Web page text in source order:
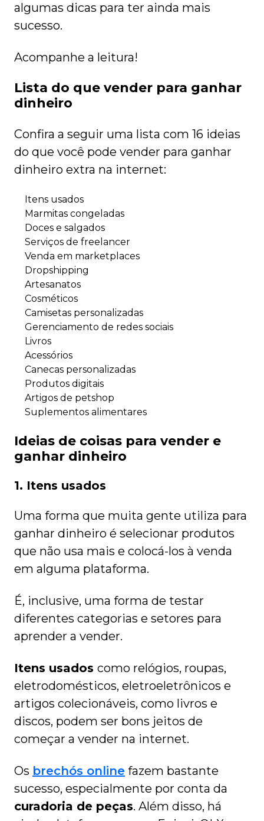
algumas dicas para ter ainda mais
sucesso.
Acompanhe a leitura!
Lista do que vender para ganhar
dinheiro
Confira a seguir uma lista com 16 ideias
do que você pode vender para ganhar
dinheiro extra na internet:
Itens usados
Marmitas congeladas
Doces e salgados
Serviços de freelancer
Venda em marketplaces
Dropshipping
Artesanatos
Cosméticos
Camisetas personalizadas
Gerenciamento de redes sociais
Livros
Acessórios
Canecas personalizadas
Produtos digitais
Artigos de petshop
Suplementos alimentares
Ideias de coisas para vender e
ganhar dinheiro
1. Itens usados
Uma forma que muita gente utiliza para
ganhar dinheiro é selecionar produtos
que não usa mais e colocá-los à venda
em alguma plataforma.
É, inclusive, uma forma de testar
diferentes categorias e setores para
aprender a vender.
Itens usados como relógios, roupas,
eletrodomésticos, eletroeletrônicos e
artigos colecionáveis, como livros e
discos, podem ser bons jeitos de
começar a vender na internet.
Os brechós online fazem bastante
sucesso, especialmente por conta da
curadoria de peças. Além disso, há